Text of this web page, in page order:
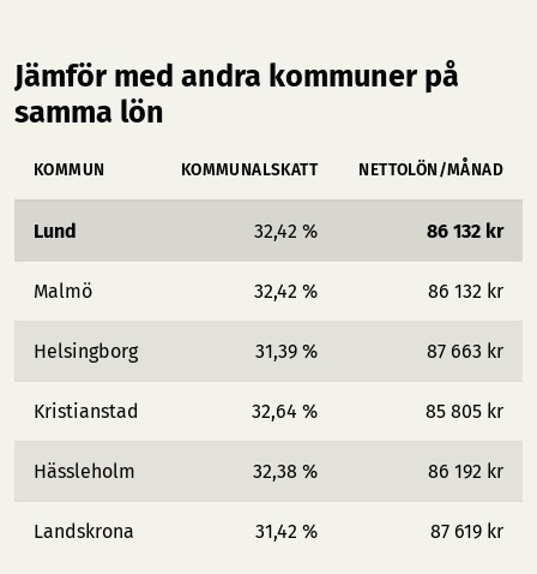
Jämför med andra kommuner på
samma lön
KOMMUN KOMMUNALSKATT NETTOLÖN/MÅNAD
Lund 32,42 % 86 132 kr
Malmö 32,42 % 86 132 kr
Helsingborg 31,39 % 87 663 kr
Kristianstad 32,64 % 85 805 kr
Hässleholm 32,38 % 86 192 kr
Landskrona 31,42 % 87 619 kr